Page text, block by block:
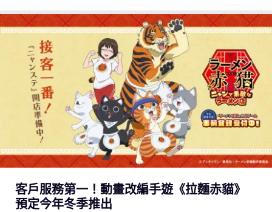
客戶服務第一！動畫改編手遊《拉麵赤貓》
預定今年冬季推出